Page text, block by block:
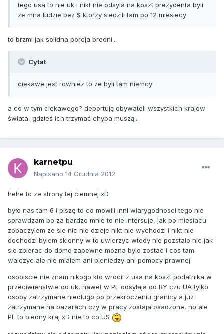
tego usa to nie uk i nikt nie odsyla na koszt prezydenta byli
ze mna ludzie bez $ ktorzy siedzili tam po 12 miesiecy
to brzmi jak solidna porcja bredni...
Cytat
ciekawe jest rowniez to ze byli tam niemcy
a co w tym ciekawego? deportują obywateli wszystkich krajów
świata, gdzieś ich trzymać chyba muszą...
karnetpu
Napisano 14 Grudnia 2012
hehe to ze strony tej ciemnej xD
było nas tam 6 i piszę to co mowili inni wiarygodnosci tego nie
sprawdzam bo za bardzo mnie to nie intersuje, jak po miesiacu
zobaczylem ze sie nic nie dzieje nikt nie wychodzi i nikt nie
dochodzi bylem sklonny w to uwierzyc wtedy nie pozstalo nic jak
sie zbierac do domq zapewne mozna bylo zostac i cos tam
walczyc ale nie mialem ani pieniedzy ani pomocy prawnej
osobiscie nie znam nikogo kto wrocil z usa na koszt podatnika w
przeciwienstwie do uk, nawet w PL odsylaja do BY czu UA tylko
osoby zatrzymane niedlugo po przekroczeniu granicy a juz
zatrzymane na bazarach czy w pracy zostaja osadzone, no ale
PL to biedny kraj xD nie to co US